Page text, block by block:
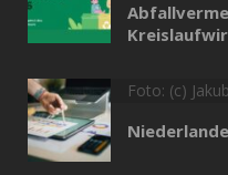
Foto: (c)